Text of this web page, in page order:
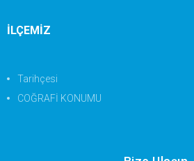
İLÇEMİZ
Tarihçesi
COĞRAFİ KONUMU